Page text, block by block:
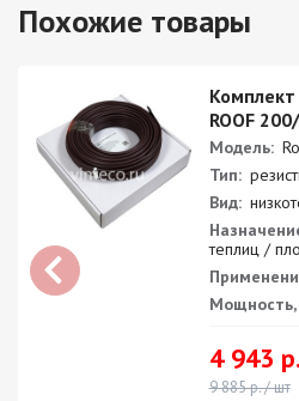
Похожие товары
ROOF
Модель:
Тип:
Вид:
теплиц /
Мощность,
4 943
9 885 р. / шт